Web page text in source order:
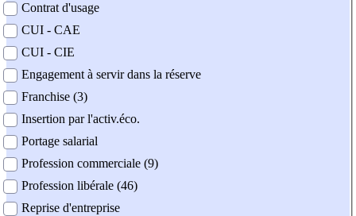
Contrat d'usage
CUI - CAE
CUI - CIE
Engagement à servir dans la réserve
Franchise (3)
Insertion par l'activ.éco.
Portage salarial
Profession commerciale (9)
Profession libérale (46)
Reprise d'entreprise